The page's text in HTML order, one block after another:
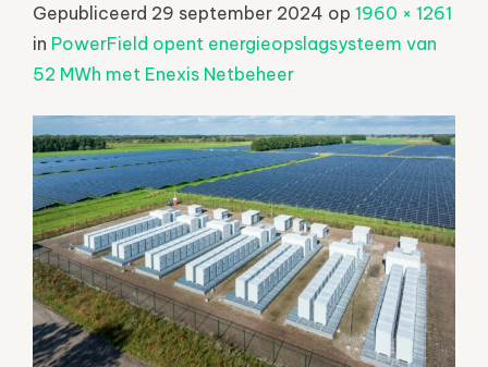
Gepubliceerd 29 september 2024 op 1960 × 1261
in PowerField opent energieopslagsysteem van
52 MWh met Enexis Netbeheer